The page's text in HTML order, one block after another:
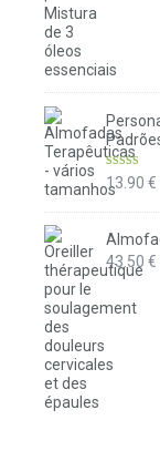
Avaliação
5.00de 5
13.90 €
43.50 €